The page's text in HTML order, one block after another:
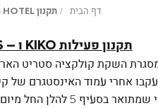
דף הבית
דף תקנון KIKO+ATLAS HOTEL
תקנון פעילות KIKO ו – ATLAS HOTELS
השקת קולקציה סטריט
אחרי עמוד האינסטגרם של
הכל בהתאם ובכפוף לתקנון הפעילות להלן: